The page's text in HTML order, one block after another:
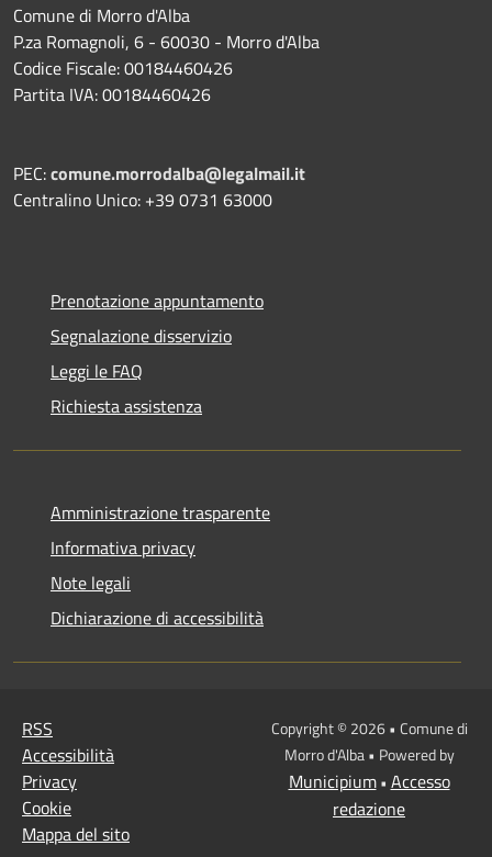
Comune di Morro d'Alba
P.za Romagnoli, 6 - 60030 - Morro d'Alba
Codice Fiscale: 00184460426
Partita IVA: 00184460426
PEC:comune.morrodalba@legalmail.it
Centralino Unico: +39 0731 63000
Prenotazione appuntamento
Segnalazione disservizio
Leggi le FAQ
Richiesta assistenza
Amministrazione trasparente
Informativa privacy
Note legali
Dichiarazione di accessibilità
RSS
Accessibilità
Privacy
Cookie
Mappa del sito
Copyright © 2026 • Comune di
Morro d'Alba • Powered by
Municipium• Accesso
redazione